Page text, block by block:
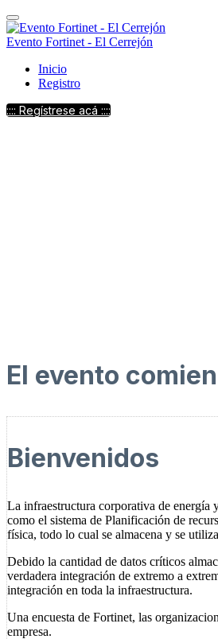
Evento Fortinet - El Cerrejón
Inicio
Registro
:::: Regístrese acá ::::
El evento
Bienvenidos
La infraestructura corporativa de energía
como el sistema de Planificación de
física, todo lo cual se almacena y se
Debido la cantidad de datos críticos
verdadera integración de extremo a
integración en toda la infraestructura.
Una encuesta de Fortinet, las
empresa.